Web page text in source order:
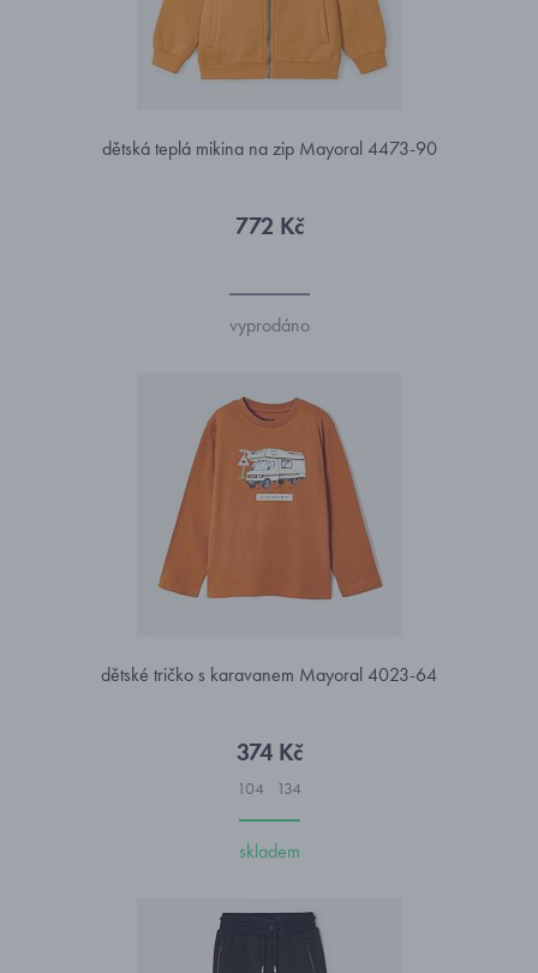
dětská teplá mikina na zip Mayoral 4473-90
772 Kč
vyprodáno
dětské tričko s karavanem Mayoral 4023-64
374 Kč
104 134
skladem